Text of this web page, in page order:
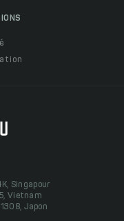
Singapour
Vietnam
Japon